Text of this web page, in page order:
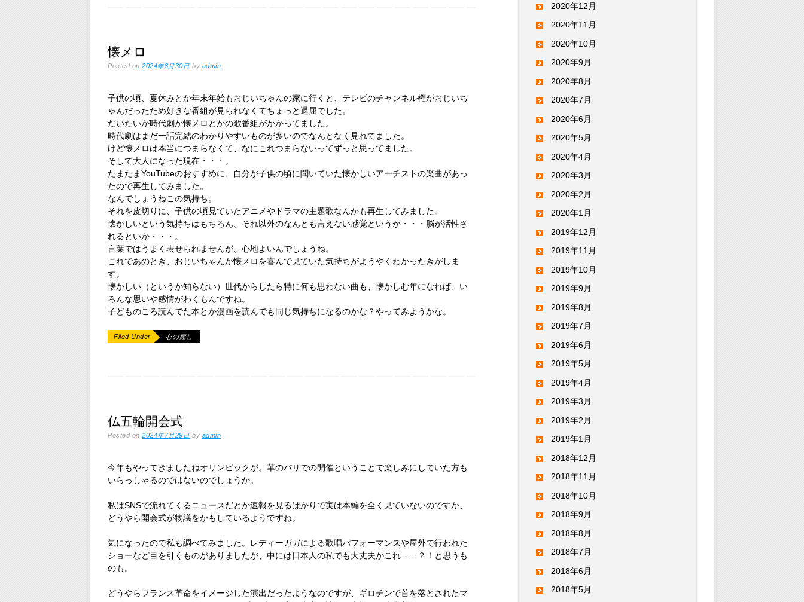
懐メロ
Posted on2024年8月30日 by admin
子供の頃、夏休みとか年末年始もおじいちゃんの家に行くと、テレビのチャンネル権がおじいち
ゃんだったため好きな番組が見られなくてちょっと退屈でした。
だいたいが時代劇か懐メロとかの歌番組がかかってました。
時代劇はまだ一話完結のわかりやすいものが多いのでなんとなく見れてました。
けど懐メロは本当につまらなくて、なにこれつまらないってずっと思ってました。
そして大人になった現在・・・。
たまたまYouTubeのおすすめに、自分が子供の頃に聞いていた懐かしいアーチストの楽曲があっ
たので再生してみました。
なんでしょうねこの気持ち。
それを皮切りに、子供の頃見ていたアニメやドラマの主題歌なんかも再生してみました。
懐かしいという気持ちはもちろん、それ以外のなんとも言えない感覚というか・・・脳が活性さ
れるといか・・・。
言葉ではうまく表せられませんが、心地よいんでしょうね。
これであのとき、おじいちゃんが懐メロを喜んで見ていた気持ちがようやくわかったきがしま
す。
懐かしい（というか知らない）世代からしたら特に何も思わない曲も、懐かしむ年になれば、い
ろんな思いや感情がわくもんですね。
子どものころ読んでた本とか漫画を読んでも同じ気持ちになるのかな？やってみようかな。
Filed Under 心の癒し
仏五輪開会式
Posted on2024年7月29日 by admin
今年もやってきましたねオリンピックが。華のパリでの開催ということで楽しみにしていた方も
いらっしゃるのではないのでしょうか。
私はSNSで流れてくるニュースだとか速報を見るばかりで実は本編を全く見ていないのですが、
どうやら開会式が物議をかもしているようですね。
気になったので私も調べてみました。レディーガガによる歌唱パフォーマンスや屋外で行われた
ショーなど目を引くものがありましたが、中には日本人の私でも大丈夫かこれ……？！と思うも
のも。
どうやらフランス革命をイメージした演出だったようなのですが、ギロチンで首を落とされたマ
2020年12月
2020年11月
2020年10月
2020年9月
2020年8月
2020年7月
2020年6月
2020年5月
2020年4月
2020年3月
2020年2月
2020年1月
2019年12月
2019年11月
2019年10月
2019年9月
2019年8月
2019年7月
2019年6月
2019年5月
2019年4月
2019年3月
2019年2月
2019年1月
2018年12月
2018年11月
2018年10月
2018年9月
2018年8月
2018年7月
2018年6月
2018年5月